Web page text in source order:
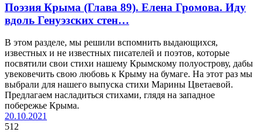
Поэзия Крыма (Глава 89). Елена Громова. Иду
вдоль Генуэзских стен…
В этом разделе, мы решили вспомнить выдающихся,
известных и не известных писателей и поэтов, которые
посвятили свои стихи нашему Крымскому полуострову, дабы
увековечить свою любовь к Крыму на бумаге. На этот раз мы
выбрали для нашего выпуска стихи Марины Цветаевой.
Предлагаем насладиться стихами, глядя на западное
побережье Крыма.
20.10.2021
512